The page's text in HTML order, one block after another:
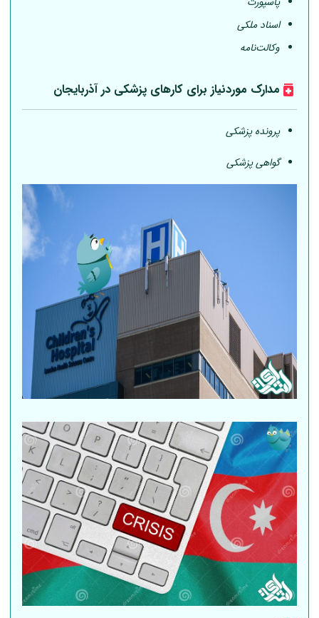
اسناد ملکی
وکالت‌نامه
مدارک موردنیاز برای کارهای پزشکی در آذربایجان
پرونده پزشکی
گواهی پزشکی